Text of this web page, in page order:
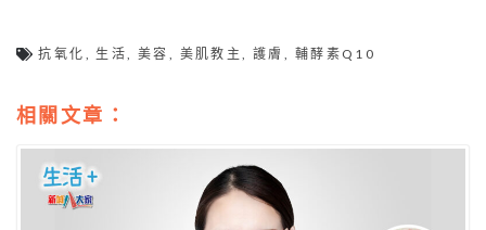
抗氧化 生活 ,美容 美肌教主 ,護膚 輔酵素Q10
相關文章：